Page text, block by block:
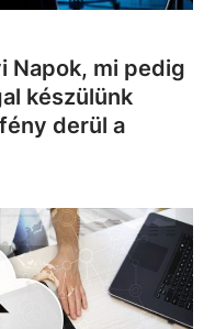
Napok, mi pedig
készülünk
derül a